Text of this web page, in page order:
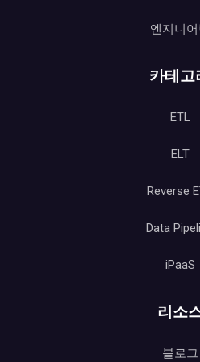
엔지니어
카테고
ETL
ELT
Reverse
Data
iPaaS
리소
블로그